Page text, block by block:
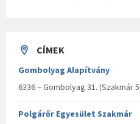
CÍMEK
Gombolyag Alapítvány
6336 – Gombolyag 31. (Szakmár
Polgárőr Egyesület Szakmár